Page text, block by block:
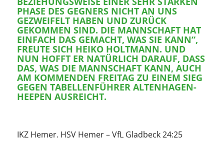
ASE DES GEGNERS NICHT AN UNS GE
ZWEIFELT HABEN UND ZURÜCK GE
KOMMEN SIND. DIE MANNSCHAFT HAT EI
NFACH DAS GEMACHT, WAS SIE KANN“, FR
EUTE SICH HEIKO HOLTMANN. UND NU
N HOFFT ER NATÜRLICH DARAUF, DASS DA
S, WAS DIE MANNSCHAFT KANN, AUCH AM
KOMMENDEN FREITAG ZU EINEM SIEG GE
GEN TABELLENFÜHRER ALTENHAGEN-HE
EPEN AUSREICHT.
IKZ Hemer. HSV Hemer – VfL Gladbeck 24:25